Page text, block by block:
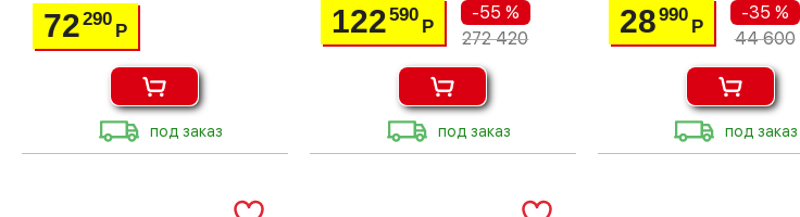
72290
Р
под заказ
122590
Р
-55 %
272 420
под заказ
28990
Р
-35 %
44 600
под заказ